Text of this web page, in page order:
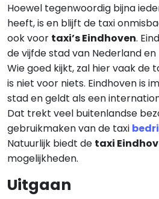
Hoewel tegenwoordig bijna
heeft, is en blijft de taxi
ook voor taxi’s Eindhoven.
de vijfde stad van Nederland
Wie goed kijkt, zal hier vaak de
is niet voor niets. Eindhoven is
stad en geldt als een
Dat trekt veel buitenlandse
gebruikmaken van de taxi
Natuurlijk biedt de taxi
mogelijkheden.
Uitgaan